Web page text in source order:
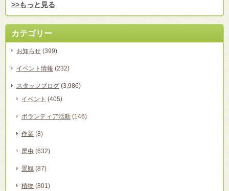
>>もっと見る
カテゴリー
お知らせ (399)
イベント情報 (232)
スタッフブログ (3,986)
イベント (405)
ボランティア活動 (146)
作業 (8)
昆虫 (632)
景観 (87)
植物 (801)